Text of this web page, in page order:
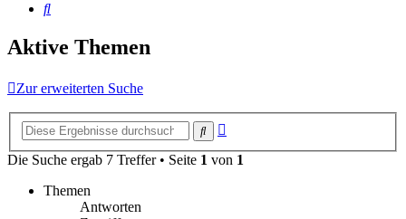
Suche
Aktive Themen
Zur erweiterten Suche
Suche
Die Suche ergab 7 Treffer • Seite 1 von 1
Themen
Antworten